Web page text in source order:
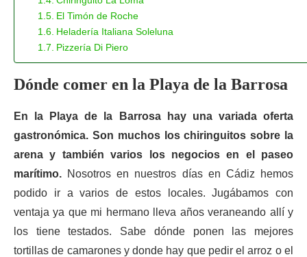
El Timón de Roche
Heladería Italiana Soleluna
Pizzería Di Piero
Dónde comer en la Playa de la Barrosa
En la Playa de la Barrosa hay una variada oferta
gastronómica. Son muchos los chiringuitos sobre la
arena y también varios los negocios en el paseo
marítimo. Nosotros en nuestros días en Cádiz hemos
podido ir a varios de estos locales. Jugábamos con
ventaja ya que mi hermano lleva años veraneando allí y
los tiene testados. Sabe dónde ponen las mejores
tortillas de camarones y donde hay que pedir el arroz o el